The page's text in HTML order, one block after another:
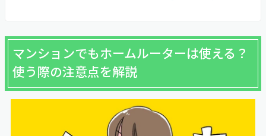
マンションでもホームルーターは使える？
使う際の注意点を解説